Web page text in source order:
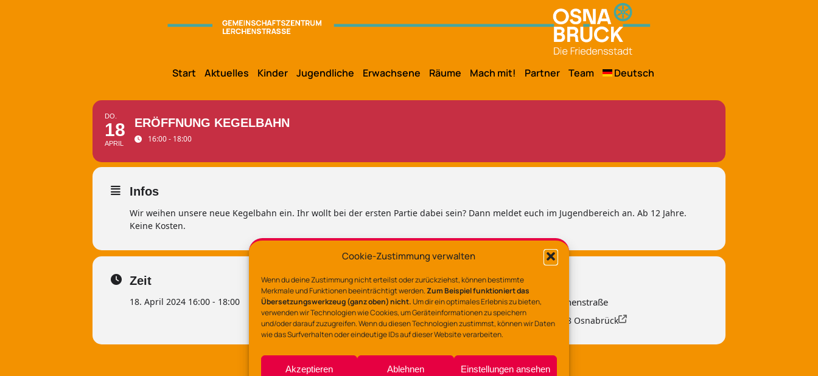
Cookie-Zustimmung verwalten
Wenn du deine Zustimmung nicht erteilst oder zurückziehst, können bestimmte
Merkmale und Funktionen beeinträchtigt werden.Zum Beispiel funktioniert das
Übersetzungswerkzeug (ganz oben) nicht.Um dir ein optimales Erlebnis zu bieten,
verwenden wir Technologien wie Cookies, um Geräteinformationen zu speichern
und/oder darauf zuzugreifen. Wenn du diesen Technologien zustimmst, können wir Daten
wie das Surfverhalten oder eindeutige IDs auf dieser Website verarbeiten.
Akzeptieren Ablehnen Einstellungen ansehen
Start Aktuelles Kinder Jugendliche Erwachsene Räume Mach mit! Partner Team Deutsch
DO.
18
APRIL
ERÖFFNUNG KEGELBAHN
16:00 - 18:00
Infos
Wir weihen unsere neue Kegelbahn ein. Ihr wollt bei der ersten Partie dabei sein? Dann meldet euch im Jugendbereich an. Ab 12 Jahre.
Keine Kosten.
Zeit
18. April 2024 16:00 - 18:00
Ort
Gemeinschaftszentrum Lerchenstraße
Lerchenstraße 135-137, 49088 Osnabrück